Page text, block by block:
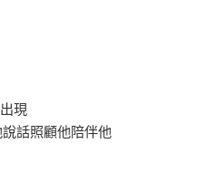
現
話照顧他陪伴他